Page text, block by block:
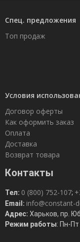
Спец. предложения
Топ продаж
Условия
Договор оферты
Как оформить заказ
Оплата
Доставка
Возврат товара
Контакты
Тел: 0 (800) 752-107;
Email: info@constant-
Адрес: Харьков, пр.
Режим работы: Пн-